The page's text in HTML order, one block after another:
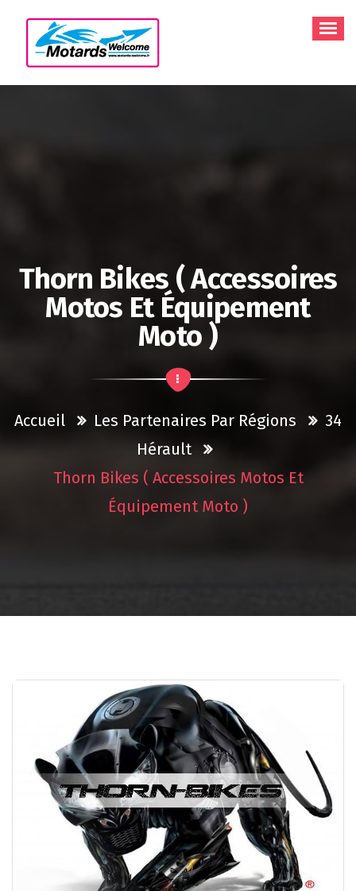
contenu
Thorn Bikes ( Accessoires
Motos Et Équipement
Moto )
Accueil Les Partenaires Par Régions
34
Hérault
Thorn Bikes ( Accessoires Motos Et
Équipement Moto )